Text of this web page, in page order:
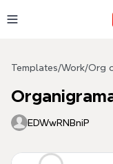
Templates/Work/Org
EDWwRNBniP